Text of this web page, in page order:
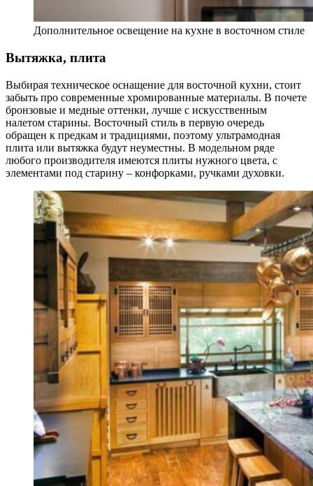
Дополнительное освещение на кухне в восточном стиле
Вытяжка, плита
Выбирая техническое оснащение для восточной кухни, стоит
забыть про современные хромированные материалы. В почете
бронзовые и медные оттенки, лучше с искусственным
налетом старины. Восточный стиль в первую очередь
обращен к предкам и традициями, поэтому ультрамодная
плита или вытяжка будут неуместны. В модельном ряде
любого производителя имеются плиты нужного цвета, с
элементами под старину – конфорками, ручками духовки.